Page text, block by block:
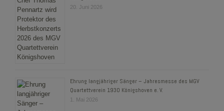
20. Juni 2026
Ehrung langjähriger Sänger – Jahresmesse des MGV
Quartettverein 1930 Königshoven e. V.
1. Mai 2026